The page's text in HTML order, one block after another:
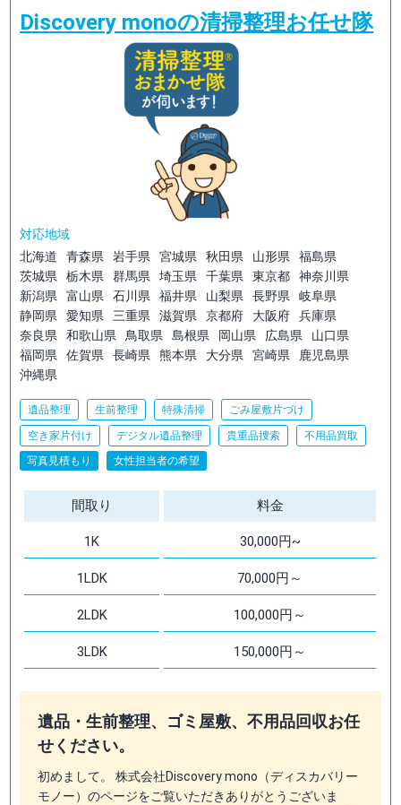
Discovery monoの清掃整理お任せ隊
対応地域
北海道
青森県 岩手県 宮城県 秋田県 山形県
福島県
茨城県
栃木県 群馬県 埼玉県 千葉県 東京都
神奈川県
新潟県
富山県 石川県 福井県 山梨県 長野県
岐阜県
静岡県
愛知県 三重県 滋賀県 京都府 大阪府
兵庫県
奈良県
和歌山県 鳥取県 島根県 岡山県 広島県
山口県
福岡県
佐賀県 長崎県 熊本県 大分県 宮崎県
鹿児島県
沖縄県
遺品整理 生前整理 特殊清掃 ごみ屋敷片づけ
空き家片付け デジタル遺品整理 貴重品捜索
不用品買取
写真見積もり
女性担当者の希望
間取り 料金
1K 30,000円~
1LDK 70,000円～
2LDK 100,000円～
3LDK 150,000円～
遺品・生前整理、ゴミ屋敷、不用品回収お任
せください。
初めまして。 株式会社Discovery mono（ディスカバリー
モノー）のページをご覧いただきありがとうございま